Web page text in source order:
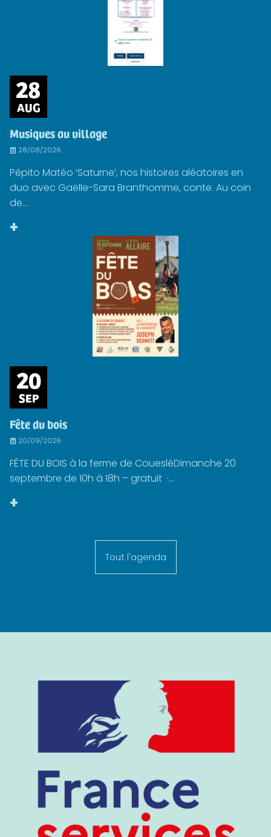
28
AUG
Musiques au village
28/08/2026
Pépito Matéo ‘Saturne’, nos histoires aléatoires en
duo avec Gaëlle-Sara Branthomme, conte. Au coin
de...
+
20
SEP
Fête du bois
20/09/2026
FÊTE DU BOIS à la ferme de CouesléDimanche 20
septembre de 10h à 18h – gratuit ·...
+
Tout l'agenda